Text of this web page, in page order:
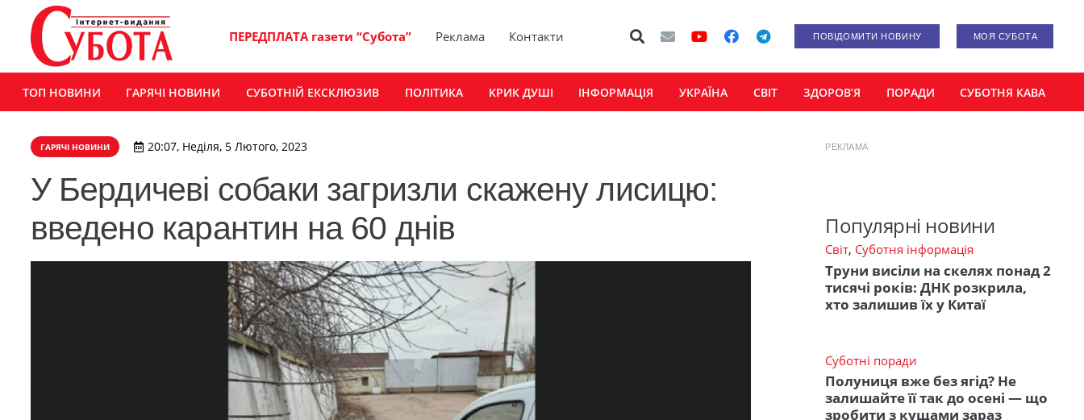
ПЕРЕДПЛАТА газети “Субота” Реклама Контакти ПОВІДОМИТИ НОВИНУ МОЯ СУБОТА
ТОП НОВИНИ ГАРЯЧІ НОВИНИ СУБОТНІЙ ЕКСКЛЮЗИВ ПОЛІТИКА КРИК ДУШІ ІНФОРМАЦІЯ УКРАЇНА СВІТ ЗДОРОВ’Я ПОРАДИ СУБОТНЯ КАВА
ГАРЯЧІ НОВИНИ 20:07, Неділя, 5 Лютого, 2023
У Бердичеві собаки загризли скажену лисицю:
введено карантин на 60 днів
РЕКЛАМА
Популярні новини
Світ, Суботня інформація
Труни висіли на скелях понад 2
тисячі років: ДНК розкрила,
хто залишив їх у Китаї
Суботні поради
Полуниця вже без ягід? Не
залишайте її так до осені — що
зробити з кущами зараз